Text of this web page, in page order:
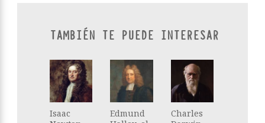
TAMBIÉN TE PUEDE INTERESAR
Isaac
Edmund
Charles